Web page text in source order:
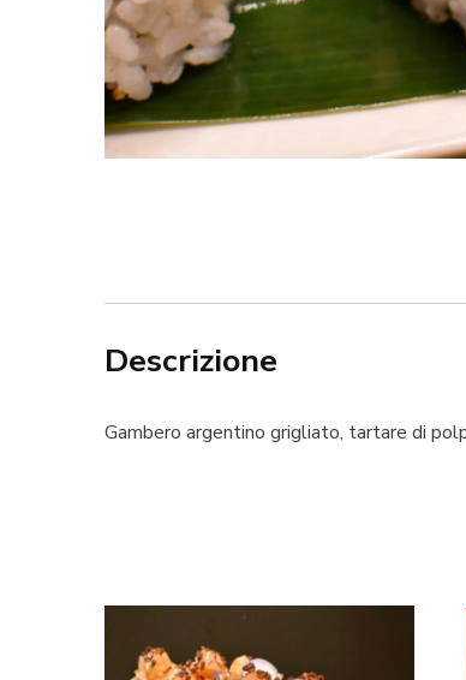
Descrizione
Gambero argentino grigliato, tartare di